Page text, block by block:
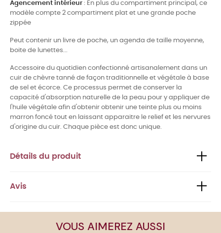
Agencement intérieur : En plus du compartiment principal, ce
modèle compte 2 compartiment plat et une grande poche
zippée
Peut contenir un livre de poche, un agenda de taille moyenne,
boite de lunettes...
Accessoire du quotidien confectionné artisanalement dans un
cuir de chèvre tanné de façon traditionnelle et végétale à base
de sel et écorce. Ce processus permet de conserver la
capacité d'absorption naturelle de la peau pour y appliquer de
l'huile végétale afin d'obtenir obtenir une teinte plus ou moins
marron foncé tout en laissant apparaitre le relief et les nervures
d'origine du cuir. Chaque pièce est donc unique.
Détails du produit
Avis
VOUS AIMEREZ AUSSI